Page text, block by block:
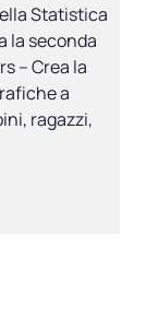
Statistica
la seconda
– Crea la
a
ragazzi,